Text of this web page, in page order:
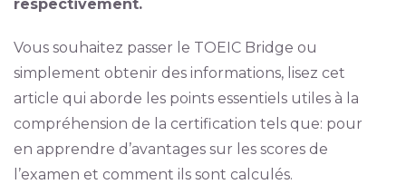
respectivement.
Vous souhaitez passer le TOEIC Bridge ou
simplement obtenir des informations, lisez cet
article qui aborde les points essentiels utiles à la
compréhension de la certification tels que: pour
en apprendre d’avantages sur les scores de
l’examen et comment ils sont calculés.